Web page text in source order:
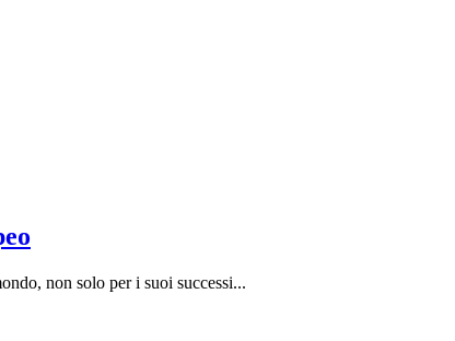
non solo per i suoi successi...